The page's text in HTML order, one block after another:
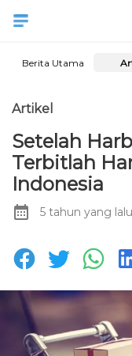
Berita Utama
Artikel
Setelah
Terbitlah
Indonesia
5 tahun yang lalu